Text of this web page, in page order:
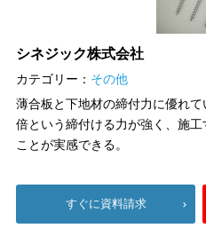
シネジック株式会社
カテゴリー： その他
薄合板と下地材の締付力に優れ
倍という締付ける力が強く、施
ことが実感できる。
すぐに資料請求